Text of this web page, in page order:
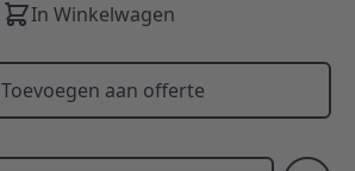
In Winkelwagen
Toevoegen aan offerte